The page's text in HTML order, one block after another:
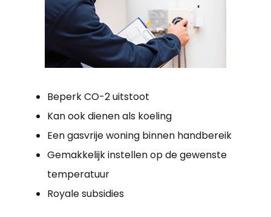
Beperk CO-2 uitstoot
Kan ook dienen als koeling
Een gasvrije woning binnen handbereik
Gemakkelijk instellen op de gewenste
temperatuur
Royale subsidies